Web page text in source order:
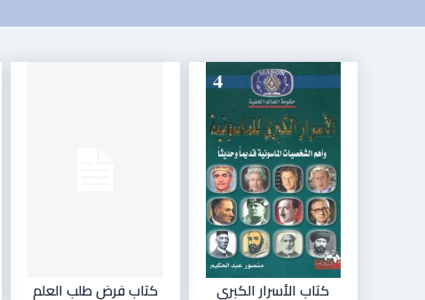
كتاب الأسرار الكبرى كتاب فرض طلب العلم